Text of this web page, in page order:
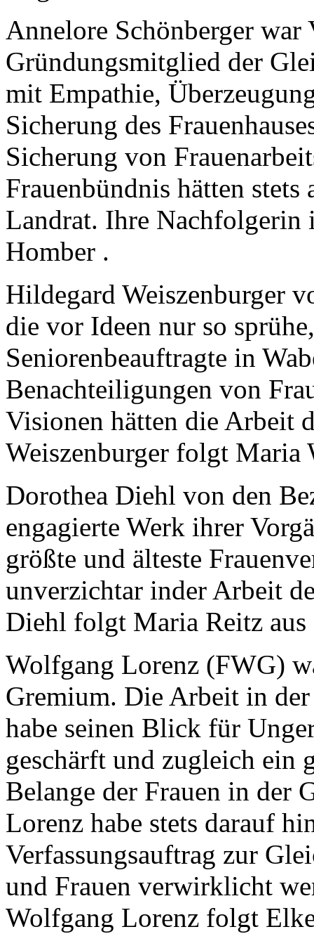
Annelore Schönberger
Gründungsmitglied der
mit Empathie,
Sicherung des
Sicherung von
Frauenbündnis hätten stets
Landrat. Ihre Nachfolgerin
Homber .
Hildegard Weiszenburger
die vor Ideen nur so
Seniorenbeauftragte in
Benachteiligungen von
Visionen hätten die Arbeit
Weiszenburger folgt Maria
Dorothea Diehl von den
engagierte Werk ihrer
größte und älteste
unverzichtar inder Arbeit
Diehl folgt Maria Reitz
Wolfgang Lorenz (FWG)
Gremium. Die Arbeit in
habe seinen Blick für
geschärft und zugleich ein
Belange der Frauen in der
Lorenz habe stets darauf
Verfassungsauftrag zur
und Frauen verwirklicht
Wolfgang Lorenz folgt